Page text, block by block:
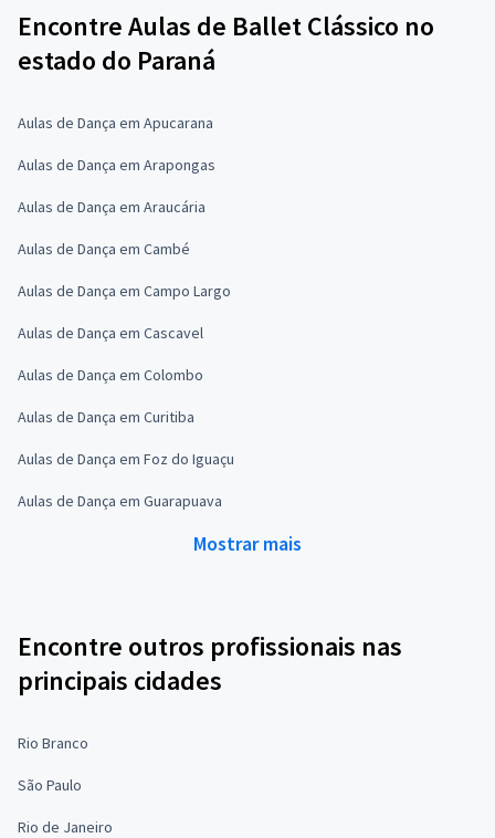
Encontre Aulas de Ballet Clássico no
estado do Paraná
Aulas de Dança em Apucarana
Aulas de Dança em Arapongas
Aulas de Dança em Araucária
Aulas de Dança em Cambé
Aulas de Dança em Campo Largo
Aulas de Dança em Cascavel
Aulas de Dança em Colombo
Aulas de Dança em Curitiba
Aulas de Dança em Foz do Iguaçu
Aulas de Dança em Guarapuava
Mostrar mais
Encontre outros profissionais nas
principais cidades
Rio Branco
São Paulo
Rio de Janeiro